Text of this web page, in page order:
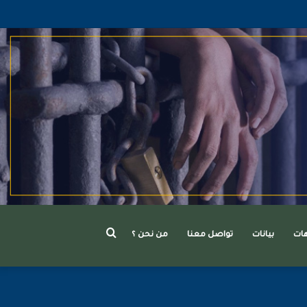
بيانات تواصل معنا من نحن ؟